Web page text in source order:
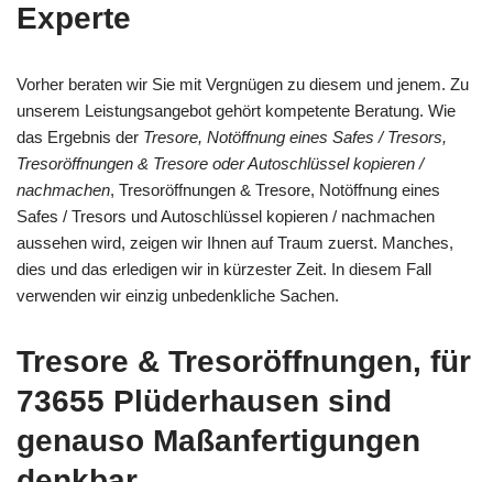
Experte
Vorher beraten wir Sie mit Vergnügen zu diesem und jenem. Zu
unserem Leistungsangebot gehört kompetente Beratung. Wie
das Ergebnis der Tresore, Notöffnung eines Safes / Tresors,
Tresoröffnungen & Tresore oder Autoschlüssel kopieren /
nachmachen, Tresoröffnungen & Tresore, Notöffnung eines
Safes / Tresors und Autoschlüssel kopieren / nachmachen
aussehen wird, zeigen wir Ihnen auf Traum zuerst. Manches,
dies und das erledigen wir in kürzester Zeit. In diesem Fall
verwenden wir einzig unbedenkliche Sachen.
Tresore & Tresoröffnungen, für
73655 Plüderhausen sind
genauso Maßanfertigungen